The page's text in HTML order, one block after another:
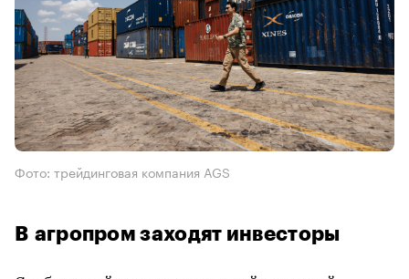
Фото: трейдинговая компания AGS
В агропром заходят инвесторы